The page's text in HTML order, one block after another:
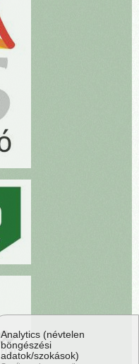
Analytics (névtelen
böngészési
adatok/szokások)